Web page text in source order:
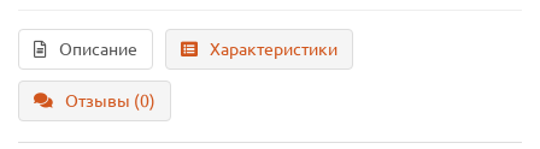
Описание Характеристики
Отзывы (0)